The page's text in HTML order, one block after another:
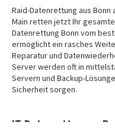
Raid-Datenrettung aus Bonn
Main retten jetzt Ihr
Datenrettung Bonn vom
ermöglicht ein rasches
Reparatur und
Server werden oft in
Servern und Backup-
Sicherheit sorgen.
IT-Datenretter aus